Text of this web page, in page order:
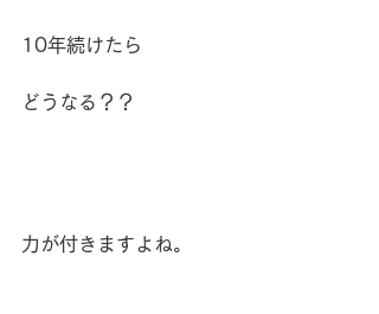
10年続けたら
どうなる？？
力が付きますよね。